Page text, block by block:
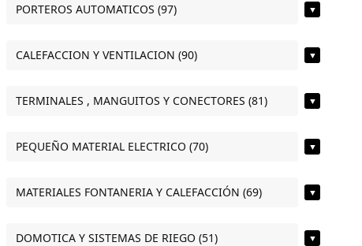
PORTEROS AUTOMATICOS (97) ▼
CALEFACCION Y VENTILACION (90) ▼
TERMINALES , MANGUITOS Y CONECTORES (81) ▼
PEQUEÑO MATERIAL ELECTRICO (70) ▼
MATERIALES FONTANERIA Y CALEFACCIÓN (69) ▼
DOMOTICA Y SISTEMAS DE RIEGO (51) ▼